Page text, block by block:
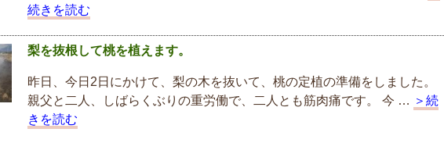
続きを読む
梨を抜根して桃を植えます。
昨日、今日2日にかけて、梨の木を抜いて、桃の定植の準備をしました。
親父と二人、しばらくぶりの重労働で、二人とも筋肉痛です。 今 … ＞続
きを読む